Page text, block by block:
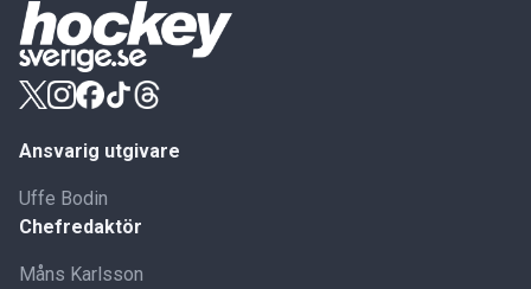
Ansvarig utgivare
Uffe Bodin
Chefredaktör
Måns Karlsson